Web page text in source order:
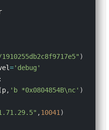
)
='debug'
:
(p, 'b *0x0804854B\nc' )
,10041 )